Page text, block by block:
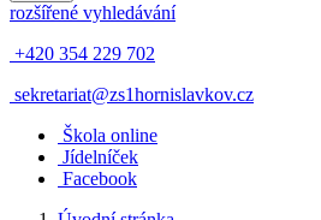
rozšířené vyhledávání
+420 354 229 702
sekretariat@zs1hornislavkov.cz
Škola online
Jídelníček
Facebook